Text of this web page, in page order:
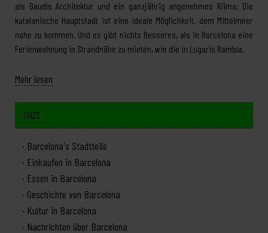
als Gaudís Architektur und ein ganzjährig angenehmes Klima: Die
katalanische Hauptstadt ist eine ideale Möglichkeit, dem Mittelmeer
nahe zu kommen. Und es gibt nichts Besseres, als in Barcelona eine
Ferienwohnung in Strandnähe zu mieten, wie die in Lugaris Rambla.
Mehr lesen
TAGS
Barcelona's Stadtteile
Einkaufen in Barcelona
Essen in Barcelona
Geschichte von Barcelona
Kultur in Barcelona
Nachrichten über Barcelona